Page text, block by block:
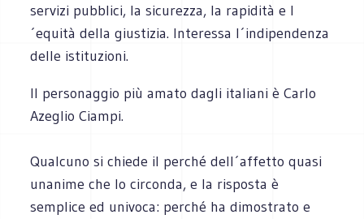
servizi pubblici, la sicurezza, la rapidità e l
´equità della giustizia. Interessa l´indipendenza
delle istituzioni.
Il personaggio più amato dagli italiani è Carlo
Azeglio Ciampi.
Qualcuno si chiede il perché dell´affetto quasi
unanime che lo circonda, e la risposta è
semplice ed univoca: perché ha dimostrato e